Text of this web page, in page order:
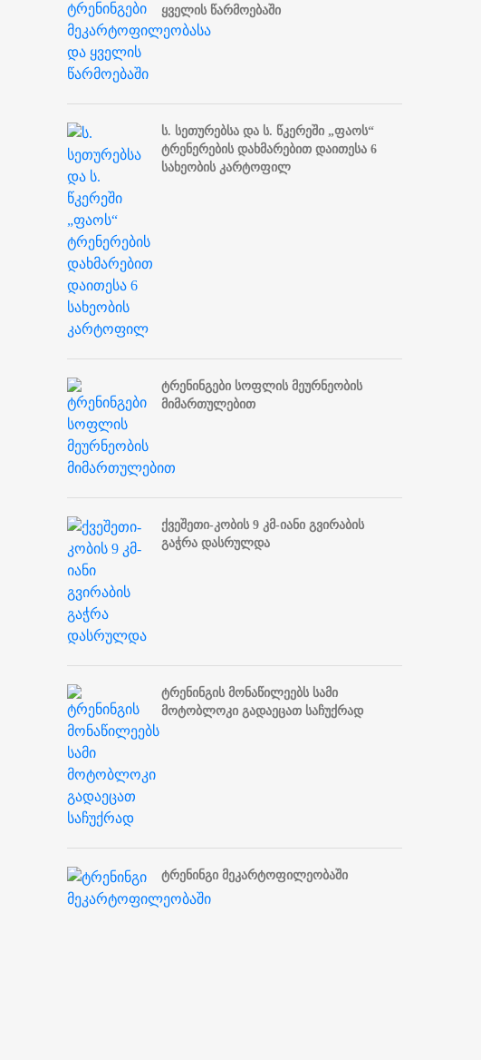
ყველის წარმოებაში
ს. სეთურებსა და ს. წკერეში „ფაოს“
ტრენერების დახმარებით დაითესა 6
სახეობის კარტოფილ
ტრენინგები სოფლის მეურნეობის
მიმართულებით
ქვეშეთი-კობის 9 კმ-იანი გვირაბის
გაჭრა დასრულდა
ტრენინგის მონაწილეებს სამი
მოტობლოკი გადაეცათ საჩუქრად
ტრენინგი მეკარტოფილეობაში